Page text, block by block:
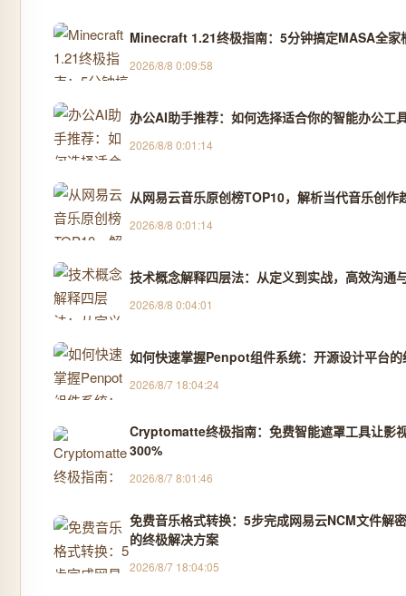
Minecraft 1.21终极指南：5分钟搞定MASA全家
2026/8/8 0:09:58
办公AI助手推荐：如何选择适合你的智能办公工
2026/8/8 0:01:14
从网易云音乐原创榜TOP10，解析当代音乐创作
2026/8/8 0:01:14
技术概念解释四层法：从定义到实战，高效沟通
2026/8/8 0:04:01
如何快速掌握Penpot组件系统：开源设计平台的
2026/8/7 18:04:24
Cryptomatte终极指南：免费智能遮罩工具让影
300%
2026/8/7 8:01:46
免费音乐格式转换：5步完成网易云NCM文件解
的终极解决方案
2026/8/7 18:04:05